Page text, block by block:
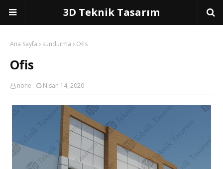
3D Teknik Tasarım
Ana Sayfa sundurma Ofis
Ofis
none Nisan 14, 2020